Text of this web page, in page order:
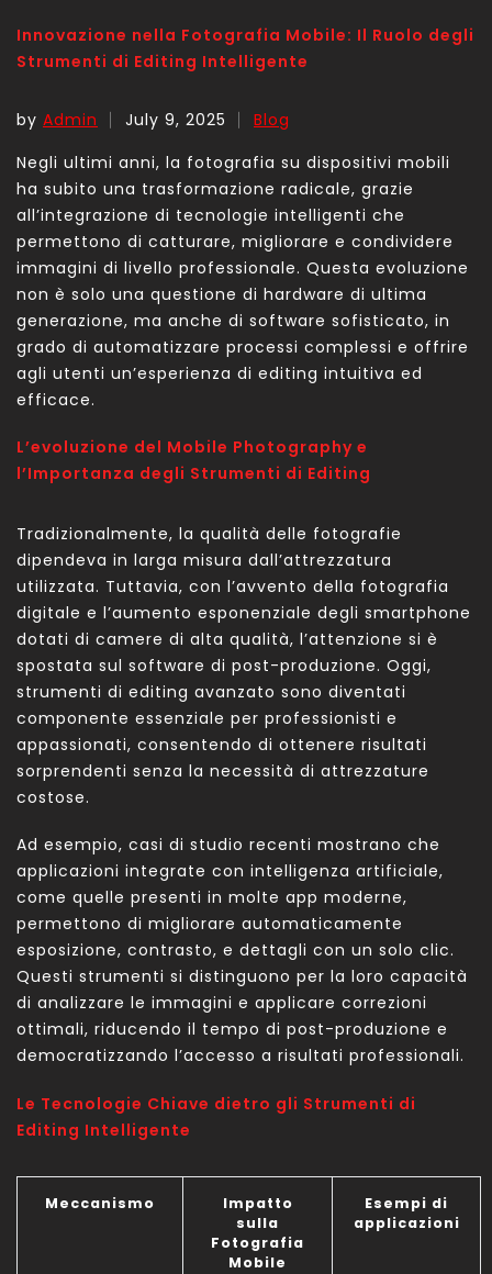
Innovazione nella Fotografia Mobile: Il Ruolo degli
Strumenti di Editing Intelligente
by Admin July 9, 2025
Blog
Negli ultimi anni, la fotografia su dispositivi mobili
ha subito una trasformazione radicale, grazie
all’integrazione di tecnologie intelligenti che
permettono di catturare, migliorare e condividere
immagini di livello professionale. Questa evoluzione
non è solo una questione di hardware di ultima
generazione, ma anche di software sofisticato, in
grado di automatizzare processi complessi e offrire
agli utenti un’esperienza di editing intuitiva ed
efficace.
L’evoluzione del Mobile Photography e
l’Importanza degli Strumenti di Editing
Tradizionalmente, la qualità delle fotografie
dipendeva in larga misura dall’attrezzatura
utilizzata. Tuttavia, con l’avvento della fotografia
digitale e l’aumento esponenziale degli smartphone
dotati di camere di alta qualità, l’attenzione si è
spostata sul software di post-produzione. Oggi,
strumenti di editing avanzato sono diventati
componente essenziale per professionisti e
appassionati, consentendo di ottenere risultati
sorprendenti senza la necessità di attrezzature
costose.
Ad esempio, casi di studio recenti mostrano che
applicazioni integrate con intelligenza artificiale,
come quelle presenti in molte app moderne,
permettono di migliorare automaticamente
esposizione, contrasto, e dettagli con un solo clic.
Questi strumenti si distinguono per la loro capacità
di analizzare le immagini e applicare correzioni
ottimali, riducendo il tempo di post-produzione e
democratizzando l’accesso a risultati professionali.
Le Tecnologie Chiave dietro gli Strumenti di
Editing Intelligente
Meccanismo
Impatto
sulla
Fotografia
Mobile
Esempi di
applicazioni